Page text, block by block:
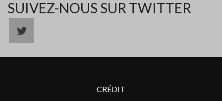
SUIVEZ-NOUS SUR TWITTER
CRÉDIT